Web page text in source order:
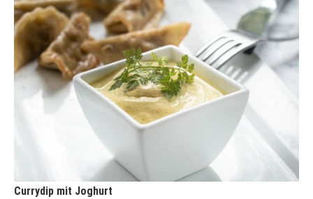
Currydip mit Joghurt